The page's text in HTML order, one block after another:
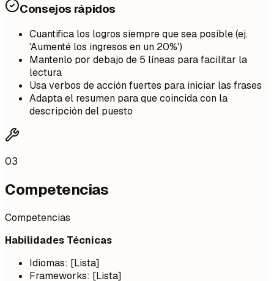
Consejos rápidos
Cuantifica los logros siempre que sea posible (ej.
'Aumenté los ingresos en un 20%')
Mantenlo por debajo de 5 líneas para facilitar la
lectura
Usa verbos de acción fuertes para iniciar las frases
Adapta el resumen para que coincida con la
descripción del puesto
03
Competencias
Competencias
Habilidades Técnicas
Idiomas: [Lista]
Frameworks: [Lista]